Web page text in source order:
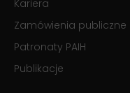
Kariera
Zamówienia publiczne
Patronaty PAIH
Publikacje